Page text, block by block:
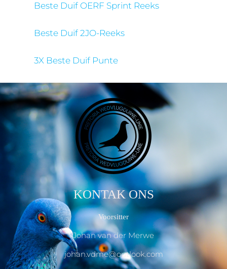
Beste Duif OERF Sprint Reeks
Beste Duif 2JO-Reeks
3X Beste Duif Punte
KONTAK ONS
Voorsitter
Johan van der Merwe
johan.vdme@outlook.com